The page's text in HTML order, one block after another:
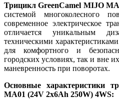
Трицикл GreenCamel MIJO
системой многоколесного
современное электрическое
отличается уникальным
техническими
для комфортного и
городских условиях, так и вне
маневренность при поворотах.
Основные характеристики
MA01 (24V 2x6Ah 250W) 4WS: